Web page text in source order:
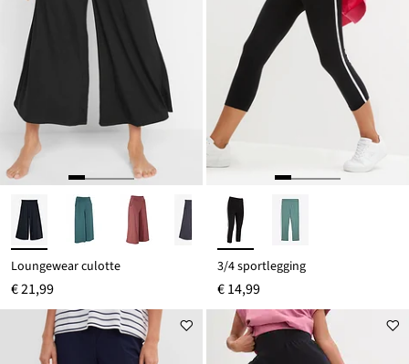
Loungewear culotte
€ 21,99
3/4 sportlegging
€ 14,99